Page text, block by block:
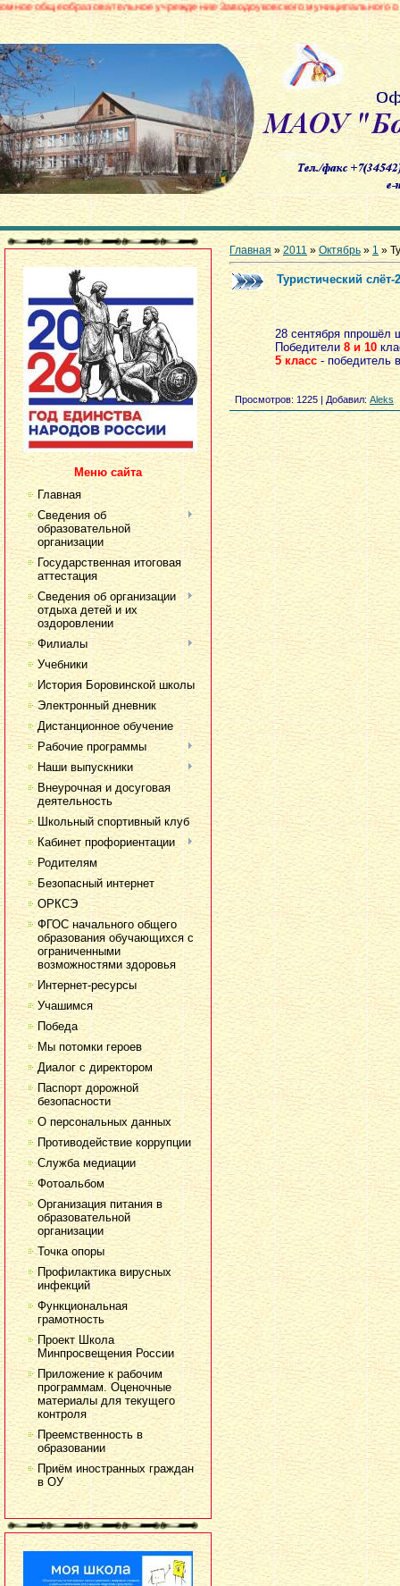
учреждение Заводоуковского муниципального округа
Меню сайта
Главная
Сведения об
образовательной
организации
Государственная итоговая
аттестация
Сведения об организации
отдыха детей и их
оздоровлении
Филиалы
Учебники
История Боровинской школы
Электронный дневник
Дистанционное обучение
Рабочие программы
Наши выпускники
Внеурочная и досуговая
деятельность
Школьный спортивный клуб
Кабинет профориентации
Родителям
Безопасный интернет
ОРКСЭ
ФГОС начального общего
образования обучающихся с
ограниченными
возможностями здоровья
Интернет-ресурсы
Учашимся
Победа
Мы потомки героев
Диалог с директором
Паспорт дорожной
безопасности
О персональных данных
Противодействие коррупции
Служба медиации
Фотоальбом
Организация питания в
образовательной
организации
Точка опоры
Профилактика вирусных
инфекций
Функциональная
грамотность
Проект Школа
Минпросвещения России
Приложение к рабочим
программам. Оценочные
материалы для текущего
контроля
Преемственность в
образовании
Приём иностранных граждан
в ОУ
Главная »2011 » Октябрь » 1 »
Туристический слёт-
28 сентября ппрошёл
Победители 8 и 10
5 класс- победитель
Просмотров: 1225 | Добавил: Aleks